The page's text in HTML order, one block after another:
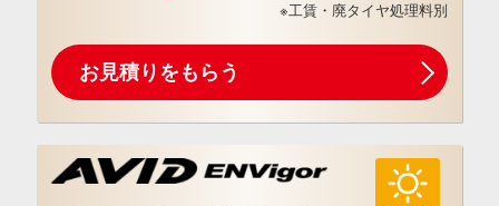
※工賃・廃タイヤ処理料別
お見積りをもらう